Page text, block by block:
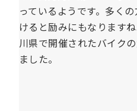
っているようです。多く
けると励みにもなります
川県で開催されたバイク
ました。